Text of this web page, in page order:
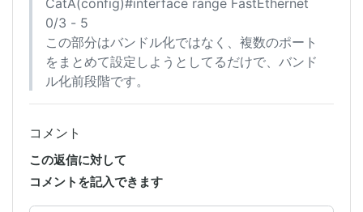
CatA(config)#interface range FastEthernet
0/3 - 5
この部分はバンドル化ではなく、複数のポート
をまとめて設定しようとしてるだけで、バンド
ル化前段階です。
コメント
この返信に対して
コメントを記入できます